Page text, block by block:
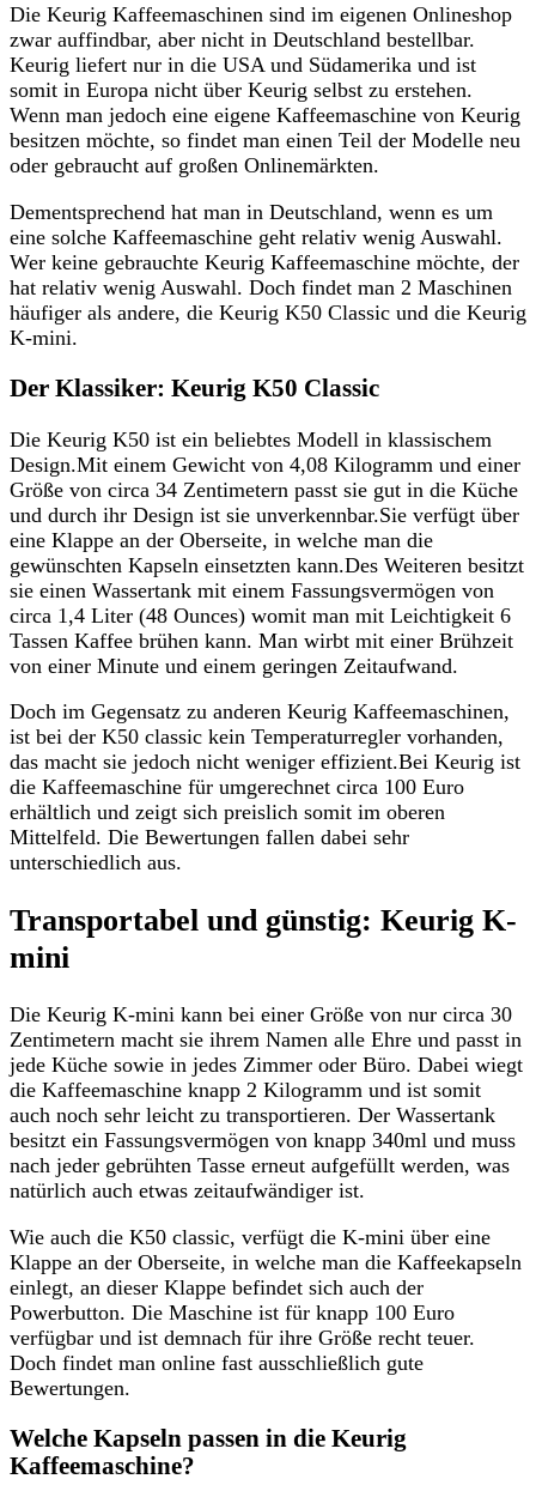
Die Keurig Kaffeemaschinen sind im eigenen Onlineshop
zwar auffindbar, aber nicht in Deutschland bestellbar.
Keurig liefert nur in die USA und Südamerika und ist
somit in Europa nicht über Keurig selbst zu erstehen.
Wenn man jedoch eine eigene Kaffeemaschine von Keurig
besitzen möchte, so findet man einen Teil der Modelle neu
oder gebraucht auf großen Onlinemärkten.
Dementsprechend hat man in Deutschland, wenn es um
eine solche Kaffeemaschine geht relativ wenig Auswahl.
Wer keine gebrauchte Keurig Kaffeemaschine möchte, der
hat relativ wenig Auswahl. Doch findet man 2 Maschinen
häufiger als andere, die Keurig K50 Classic und die Keurig
K-mini.
Der Klassiker: Keurig K50 Classic
Die Keurig K50 ist ein beliebtes Modell in klassischem
Design.Mit einem Gewicht von 4,08 Kilogramm und einer
Größe von circa 34 Zentimetern passt sie gut in die Küche
und durch ihr Design ist sie unverkennbar.Sie verfügt über
eine Klappe an der Oberseite, in welche man die
gewünschten Kapseln einsetzten kann.Des Weiteren besitzt
sie einen Wassertank mit einem Fassungsvermögen von
circa 1,4 Liter (48 Ounces) womit man mit Leichtigkeit 6
Tassen Kaffee brühen kann. Man wirbt mit einer Brühzeit
von einer Minute und einem geringen Zeitaufwand.
Doch im Gegensatz zu anderen Keurig Kaffeemaschinen,
ist bei der K50 classic kein Temperaturregler vorhanden,
das macht sie jedoch nicht weniger effizient.Bei Keurig ist
die Kaffeemaschine für umgerechnet circa 100 Euro
erhältlich und zeigt sich preislich somit im oberen
Mittelfeld. Die Bewertungen fallen dabei sehr
unterschiedlich aus.
Transportabel und günstig: Keurig K-
mini
Die Keurig K-mini kann bei einer Größe von nur circa 30
Zentimetern macht sie ihrem Namen alle Ehre und passt in
jede Küche sowie in jedes Zimmer oder Büro. Dabei wiegt
die Kaffeemaschine knapp 2 Kilogramm und ist somit
auch noch sehr leicht zu transportieren. Der Wassertank
besitzt ein Fassungsvermögen von knapp 340ml und muss
nach jeder gebrühten Tasse erneut aufgefüllt werden, was
natürlich auch etwas zeitaufwändiger ist.
Wie auch die K50 classic, verfügt die K-mini über eine
Klappe an der Oberseite, in welche man die Kaffeekapseln
einlegt, an dieser Klappe befindet sich auch der
Powerbutton. Die Maschine ist für knapp 100 Euro
verfügbar und ist demnach für ihre Größe recht teuer.
Doch findet man online fast ausschließlich gute
Bewertungen.
Welche Kapseln passen in die Keurig
Kaffeemaschine?